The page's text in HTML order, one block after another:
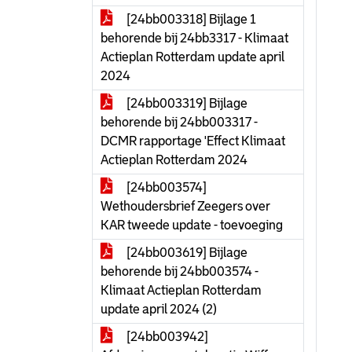
[24bb003318] Bijlage 1
behorende bij 24bb3317 - Klimaat
Actieplan Rotterdam update april
2024
[24bb003319] Bijlage
behorende bij 24bb003317 -
DCMR rapportage 'Effect Klimaat
Actieplan Rotterdam 2024
[24bb003574]
Wethoudersbrief Zeegers over
KAR tweede update - toevoeging
[24bb003619] Bijlage
behorende bij 24bb003574 -
Klimaat Actieplan Rotterdam
update april 2024 (2)
[24bb003942]